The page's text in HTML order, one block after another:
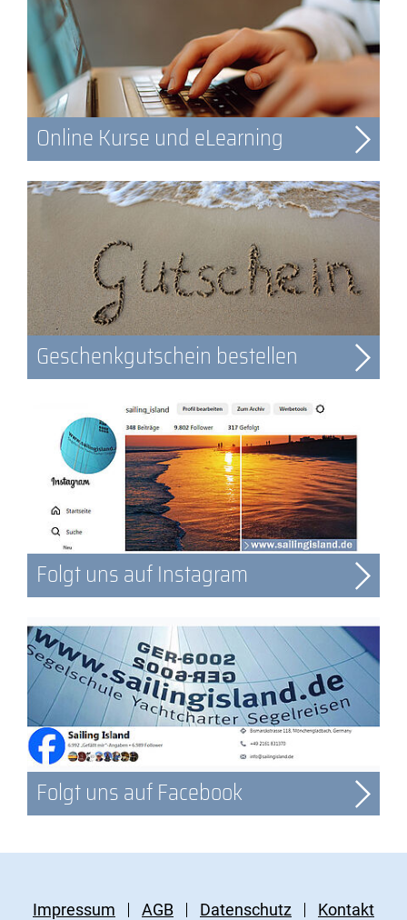
Online Kurse und eLearning
Geschenkgutschein bestellen
Folgt uns auf Instagram
Folgt uns auf Facebook
Impressum AGB Datenschutz Kontakt